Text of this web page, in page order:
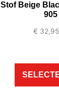
Stof Beige
€ 32,95